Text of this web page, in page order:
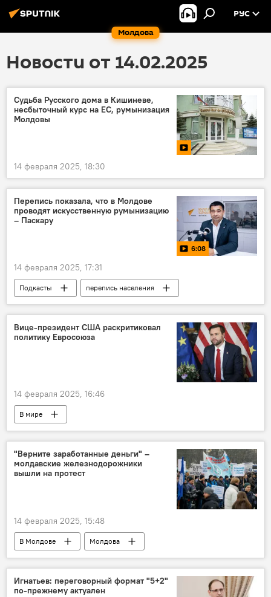
Молдова
РУС
Новости от 14.02.2025
Судьба Русского дома в Кишиневе,
несбыточный курс на ЕС, румынизация
Молдовы
14 февраля 2025, 18:30
Перепись показала, что в Молдове
проводят искусственную румынизацию
– Паскару
6:08
14 февраля 2025, 17:31
Подкасты
перепись населения
перепись
В Молдове
Молдова
Николай Паскару
Вице-президент США раскритиковал
политику Евросоюза
14 февраля 2025, 16:46
В мире
Мюнхенская конференция по безопасности
США
Европейский союз
"Верните заработанные деньги" –
молдавские железнодорожники
вышли на протест
14 февраля 2025, 15:48
В Молдове
Молдова
Железная дорога Молдовы
протест
Игнатьев: переговорный формат "5+2"
по-прежнему актуален